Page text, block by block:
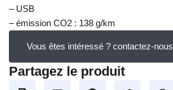
– USB
– émission CO2 : 138 g/km
Vous êtes intéressé ? contactez-nous
Partagez le produit